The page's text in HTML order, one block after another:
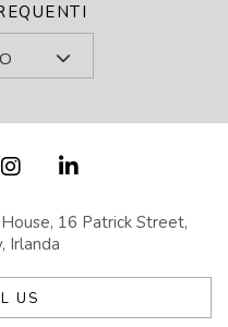
16 Patrick Street,
Irlanda
US